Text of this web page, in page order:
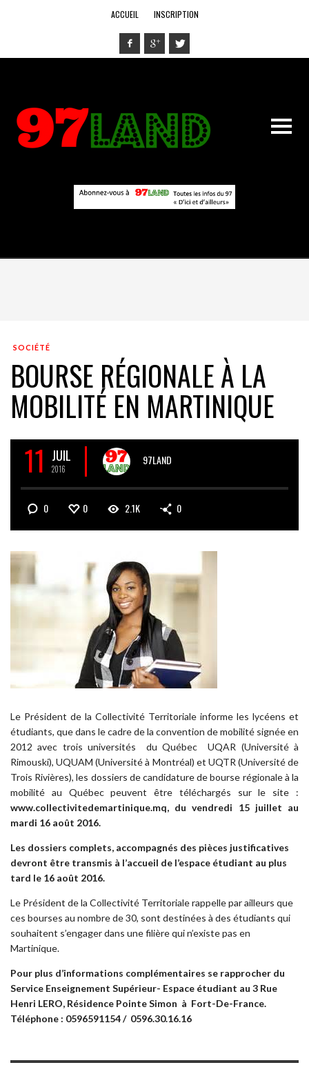
ACCUEIL INSCRIPTION
SOCIÉTÉ
BOURSE RÉGIONALE À LA
MOBILITÉ EN MARTINIQUE
11 JUIL
2016
97LAND
0 0 2.1K 0
Le Président de la Collectivité Territoriale informe les lycéens et
étudiants, que dans le cadre de la convention de mobilité signée en
2012 avec trois universités du Québec UQAR (Université à
Rimouski), UQUAM (Université à Montréal) et UQTR (Université de
Trois Rivières), les dossiers de candidature de bourse régionale à la
mobilité au Québec peuvent être téléchargés sur le site :
www.collectivitedemartinique.mq, du vendredi 15 juillet au
mardi 16 août 2016.
Les dossiers complets, accompagnés des pièces justificatives
devront être transmis à l’accueil de l’espace étudiant au plus
tard le 16 août 2016.
Le Président de la Collectivité Territoriale rappelle par ailleurs que
ces bourses au nombre de 30, sont destinées à des étudiants qui
souhaitent s’engager dans une filière qui n’existe pas en
Martinique.
Pour plus d’informations complémentaires se rapprocher du
Service Enseignement Supérieur- Espace étudiant au 3 Rue
Henri LERO, Résidence Pointe Simon à Fort-De-France.
Téléphone : 0596591154 / 0596.30.16.16